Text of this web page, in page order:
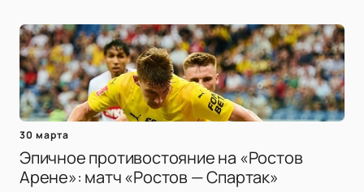
30 марта
Эпичное противостояние на «Ростов
Арене»: матч «Ростов — Спартак»